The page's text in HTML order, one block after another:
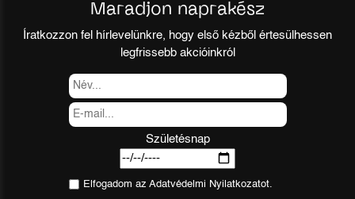
Maradjon naprakész
Íratkozzon fel hírlevelünkre, hogy első kézből értesülhessen
legfrissebb akcióinkról
Születésnap
Elfogadom az Adatvédelmi Nyilatkozatot.